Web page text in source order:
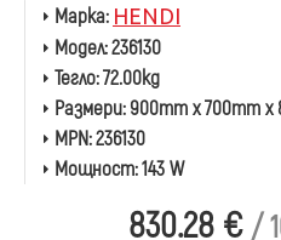
830.28 € /
Марка: HENDI
Модел:236130
Тегло:72.00kg
Размери:900mm x 700mm x
MPN:236130
Мощност:143 W